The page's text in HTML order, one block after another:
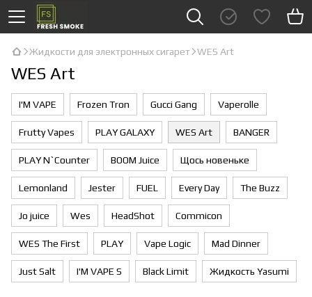
Жидкости для электронных сигарет WES Art
WES Art
I'М VAPE Frozen Tron Gucci Gang Vaperolle
Frutty Vapes PLAY GALAXY WES Art BANGER
PLAY N`Counter BOOM Juice Щось новеньке
Lemonland Jester FUEL Every Day The Buzz
Jo juice Wes HeadShot Commicon
WES The First PLAY Vape Logic Мad Dinner
Just Salt I'М VAPE S Black Limit Жидкость Yasumi